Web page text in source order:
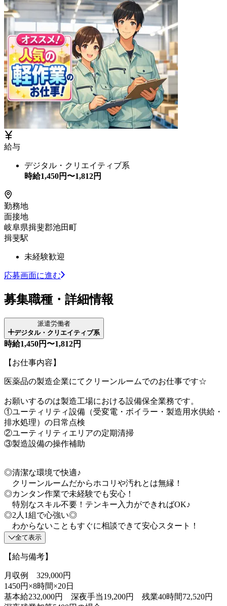
給与
デジタル・クリエイティブ系
時給1,450円〜1,812円
勤務地
面接地
岐阜県揖斐郡池田町
揖斐駅
未経験歓迎
応募画面に進む
募集職種・詳細情報
派遣労働者
デジタル・クリエイティブ系
時給1,450円〜1,812円
【お仕事内容】
医薬品の製造企業にてクリーンルームでのお仕事です☆
お願いするのは製造工場における設備保全業務です。
①ユーティリティ設備（受変電・ボイラー・製造用水供給・
排水処理）の日常点検
②ユーティリティエリアの定期清掃
③製造設備の操作補助
◎清潔な環境で快適♪
クリーンルームだからホコリや汚れとは無縁！
◎カンタン作業で未経験でも安心！
特別なスキル不要！テンキー入力ができればOK♪
◎2人1組で心強い◎
わからないこともすぐに相談できて安心スタート！
全て表示
【給与備考】
月収例 329,000円
1450円×8時間×20日
基本給232,000円 深夜手当19,200円 残業40時間72,520円